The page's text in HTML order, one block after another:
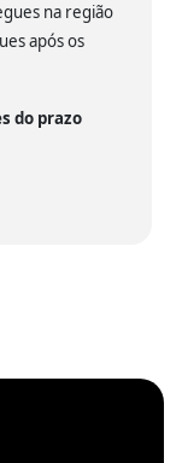
na região
após os
do prazo